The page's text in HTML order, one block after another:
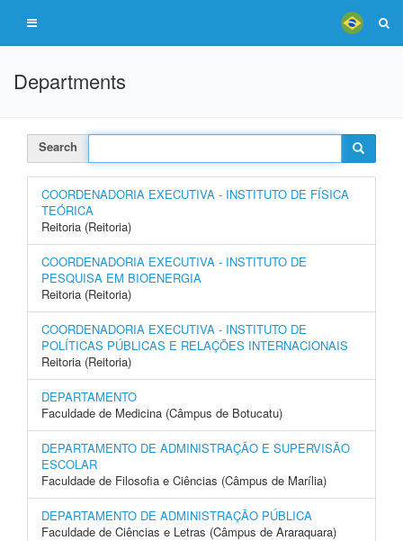
Departments
Search
COORDENADORIA EXECUTIVA - INSTITUTO DE FÍSICA
TEÓRICA
Reitoria (Reitoria)
COORDENADORIA EXECUTIVA - INSTITUTO DE
PESQUISA EM BIOENERGIA
Reitoria (Reitoria)
COORDENADORIA EXECUTIVA - INSTITUTO DE
POLÍTICAS PÚBLICAS E RELAÇÕES INTERNACIONAIS
Reitoria (Reitoria)
DEPARTAMENTO
Faculdade de Medicina (Câmpus de Botucatu)
DEPARTAMENTO DE ADMINISTRAÇÃO E SUPERVISÃO
ESCOLAR
Faculdade de Filosofia e Ciências (Câmpus de Marília)
DEPARTAMENTO DE ADMINISTRAÇÃO PÚBLICA
Faculdade de Ciências e Letras (Câmpus de Araraquara)